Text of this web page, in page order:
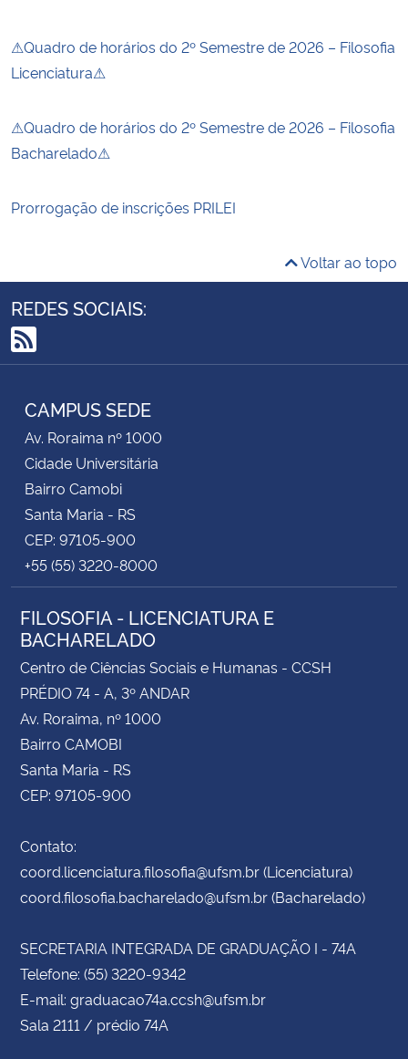
⚠Quadro de horários do 2º Semestre de 2026 – Filosofia
Licenciatura⚠
⚠Quadro de horários do 2º Semestre de 2026 – Filosofia
Bacharelado⚠
Prorrogação de inscrições PRILEI
Voltar ao topo
REDES SOCIAIS:
RSS
CAMPUS SEDE
Av. Roraima nº 1000
Cidade Universitária
Bairro Camobi
Santa Maria - RS
CEP: 97105-900
+55 (55) 3220-8000
FILOSOFIA - LICENCIATURA E
BACHARELADO
Centro de Ciências Sociais e Humanas - CCSH
PRÉDIO 74 - A, 3º ANDAR
Av. Roraima, nº 1000
Bairro CAMOBI
Santa Maria - RS
CEP: 97105-900
Contato:
coord.licenciatura.filosofia@ufsm.br (Licenciatura)
coord.filosofia.bacharelado@ufsm.br (Bacharelado)
SECRETARIA INTEGRADA DE GRADUAÇÃO I - 74A
Telefone: (55) 3220-9342
E-mail: graduacao74a.ccsh@ufsm.br
Sala 2111 / prédio 74A